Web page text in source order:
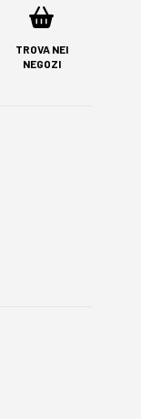
TROVA NEI
NEGOZI